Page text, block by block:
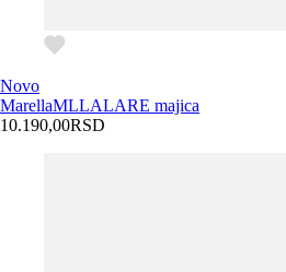
Novo
MarellaMLLALARE majica
10.190,00RSD